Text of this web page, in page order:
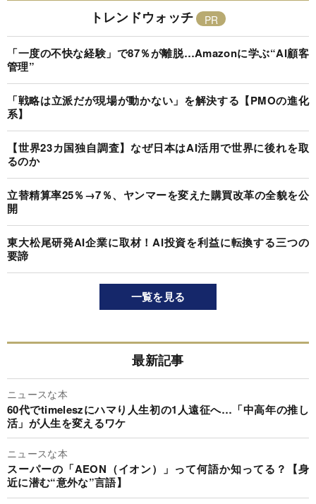
トレンドウォッチ
「一度の不快な経験」で87％が離脱…Amazonに学ぶ“AI顧客
管理”
「戦略は立派だが現場が動かない」を解決する【PMOの進化
系】
【世界23カ国独自調査】なぜ日本はAI活用で世界に後れを取
るのか
立替精算率25％→7％、ヤンマーを変えた購買改革の全貌を公
開
東大松尾研発AI企業に取材！AI投資を利益に転換する三つの
要諦
一覧を見る
最新記事
ニュースな本
60代でtimeleszにハマり人生初の1人遠征へ…「中高年の推し
活」が人生を変えるワケ
ニュースな本
スーパーの「AEON（イオン）」って何語か知ってる？【身
近に潜む“意外な”言語】